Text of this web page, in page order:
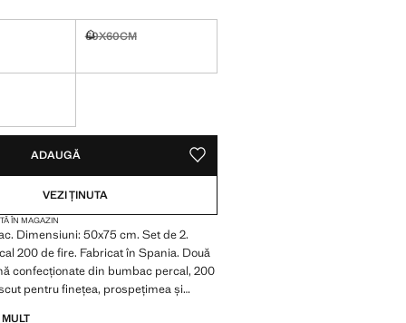
60X60CM
articole!
ADAUGĂ SALVEAZĂ CA PREFERAT
VEZI ȚINUTA
ÎN MAGAZIN
Dimensiuni: 50x75 cm. Set de 2.
200 de fire. Fabricat în Spania. Două
confecționate din bumbac percal, 200
pentru finețea, prospețimea și